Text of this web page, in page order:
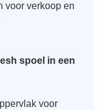
voor verkoop en
spoel in een
voor